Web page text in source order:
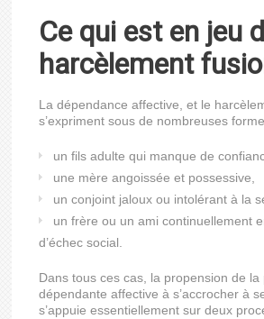
Ce qui est en jeu
harcèlement
La dépendance affective, et le
s’expriment sous de nombreuses
un fils adulte qui manque de
une mère angoissée et possessive,
un conjoint jaloux ou intolérant à la
un frère ou un ami continuellement
d’échec social.
Dans tous ces cas, la propension de la
dépendante affective à s’accrocher à
s’appuie essentiellement sur deux